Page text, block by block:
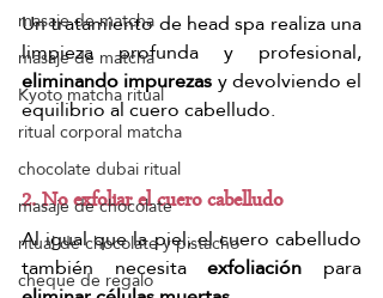
masaje de matcha
masaje de matcha
Kyoto matcha ritual
ritual corporal matcha
chocolate dubai ritual
masaje de chocolate
ritual de chocolate y pistacho
cheque de regalo
Un tratamiento de head spa realiza una
eliminando impurezas y devolviendo el
equilibrio al cuero cabelludo.
2. No exfoliar el cuero cabelludo
Al igual que la piel, el cuero cabelludo
también necesita exfoliación